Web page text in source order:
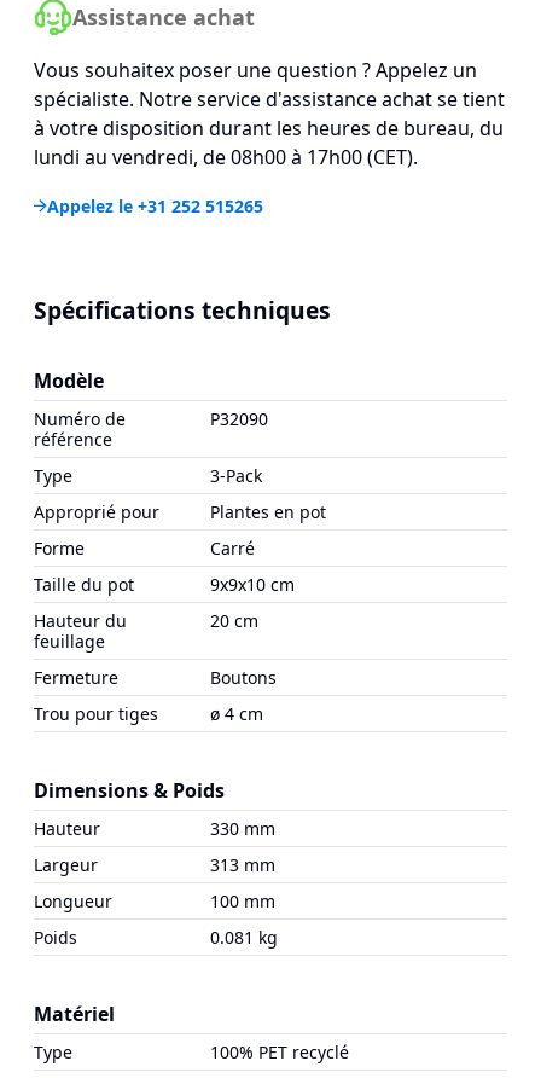
Assistance achat
Vous souhaitex poser une question ? Appelez un
spécialiste. Notre service d'assistance achat se tient
à votre disposition durant les heures de bureau, du
lundi au vendredi, de 08h00 à 17h00 (CET).
Appelez le +31 252 515265
Spécifications techniques
Modèle
Numéro de
référence
P32090
Type
3-Pack
Approprié pour
Plantes en pot
Forme
Carré
Taille du pot
9x9x10 cm
Hauteur du
feuillage
20 cm
Fermeture
Boutons
Trou pour tiges
ø 4 cm
Dimensions & Poids
Hauteur
330 mm
Largeur
313 mm
Longueur
100 mm
Poids
0.081 kg
Matériel
Type
100% PET recyclé